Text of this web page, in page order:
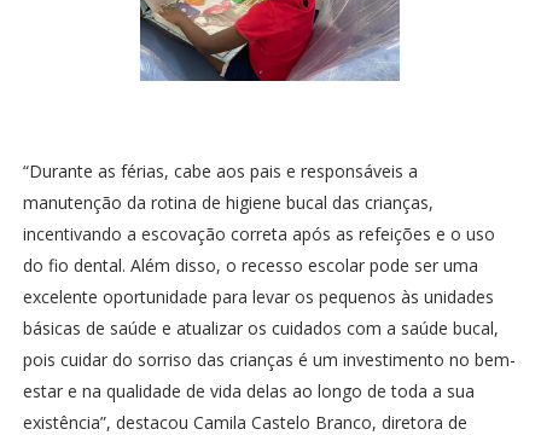
“Durante as férias, cabe aos pais e responsáveis a
manutenção da rotina de higiene bucal das crianças,
incentivando a escovação correta após as refeições e o uso
do fio dental. Além disso, o recesso escolar pode ser uma
excelente oportunidade para levar os pequenos às unidades
básicas de saúde e atualizar os cuidados com a saúde bucal,
pois cuidar do sorriso das crianças é um investimento no bem-
estar e na qualidade de vida delas ao longo de toda a sua
existência”, destacou Camila Castelo Branco, diretora de